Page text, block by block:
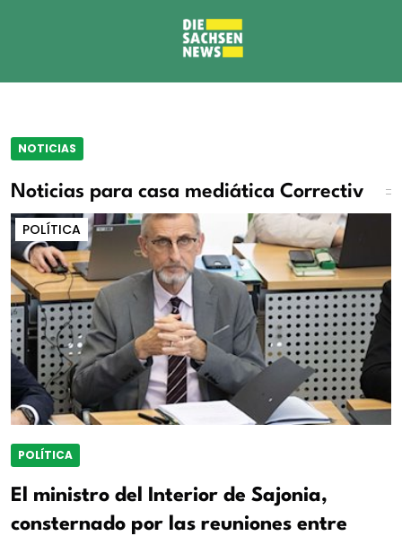
NOTICIAS
Noticias para casa mediática Correctiv
POLÍTICA
POLÍTICA
El ministro del Interior de Sajonia,
consternado por las reuniones entre